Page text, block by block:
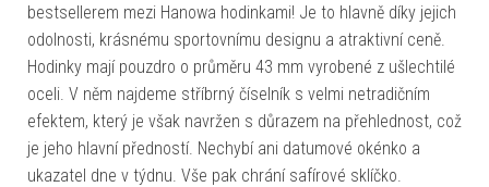
bestsellerem mezi Hanowa hodinkami! Je to hlavně díky jejich
odolnosti, krásnému sportovnímu designu a atraktivní ceně.
Hodinky mají pouzdro o průměru 43 mm vyrobené z ušlechtilé
oceli. V něm najdeme stříbrný číselník s velmi netradičním
efektem, který je však navržen s důrazem na přehlednost, což
je jeho hlavní předností. Nechybí ani datumové okénko a
ukazatel dne v týdnu. Vše pak chrání safírové sklíčko.